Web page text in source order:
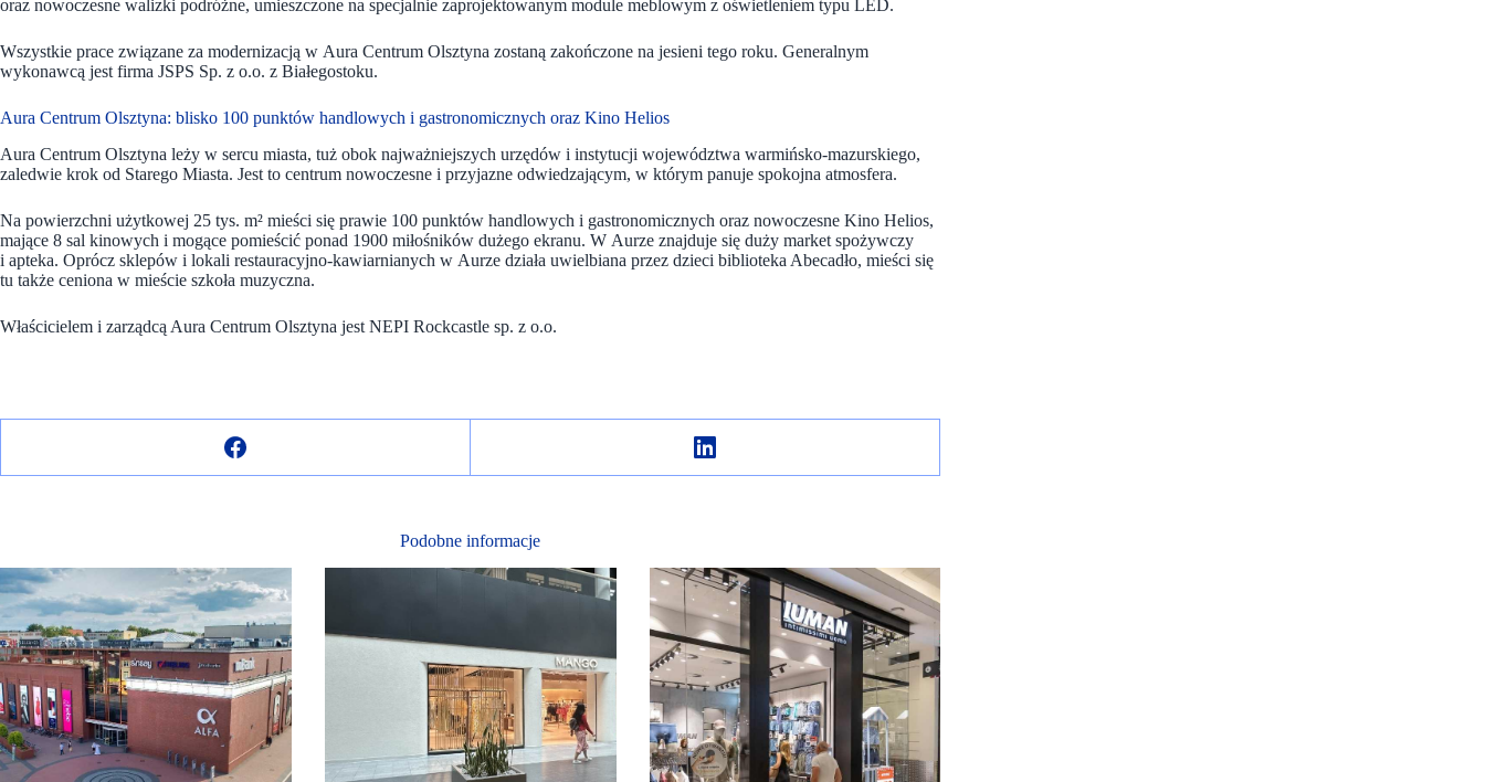
oraz nowoczesne walizki podróżne, umieszczone na specjalnie zaprojektowanym module meblowym z oświetleniem typu LED.
Wszystkie prace związane za modernizacją w Aura Centrum Olsztyna zostaną zakończone na jesieni tego roku. Generalnym
wykonawcą jest firma JSPS Sp. z o.o. z Białegostoku.
Aura Centrum Olsztyna: blisko 100 punktów handlowych i gastronomicznych oraz Kino Helios
Aura Centrum Olsztyna leży w sercu miasta, tuż obok najważniejszych urzędów i instytucji województwa warmińsko-mazurskiego,
zaledwie krok od Starego Miasta. Jest to centrum nowoczesne i przyjazne odwiedzającym, w którym panuje spokojna atmosfera.
Na powierzchni użytkowej 25 tys. m² mieści się prawie 100 punktów handlowych i gastronomicznych oraz nowoczesne Kino Helios,
mające 8 sal kinowych i mogące pomieścić ponad 1900 miłośników dużego ekranu. W Aurze znajduje się duży market spożywczy
i apteka. Oprócz sklepów i lokali restauracyjno-kawiarnianych w Aurze działa uwielbiana przez dzieci biblioteka Abecadło, mieści się
tu także ceniona w mieście szkoła muzyczna.
Właścicielem i zarządcą Aura Centrum Olsztyna jest NEPI Rockcastle sp. z o.o.
Podobne informacje